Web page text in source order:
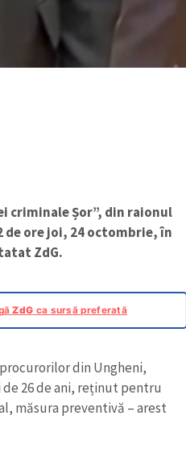
criminale Șor”, din raionul
ore joi, 24 octombrie, în
ZdG.
ZdG ca sursă preferată
din Ungheni,
26 de ani, reținut pentru
măsura preventivă – arest